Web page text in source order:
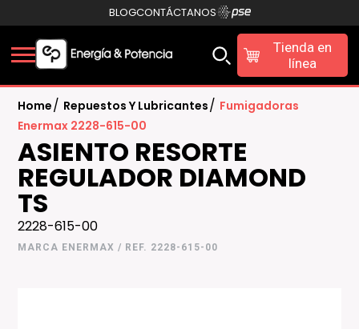
BLOGCONTÁCTANOS
Tienda en
línea
Home/ Repuestos Y Lubricantes/ Fumigadoras
Enermax 2228-615-00
ASIENTO RESORTE
REGULADOR DIAMOND
TS
2228-615-00
MARCA ENERMAX / REF. 2228-615-00